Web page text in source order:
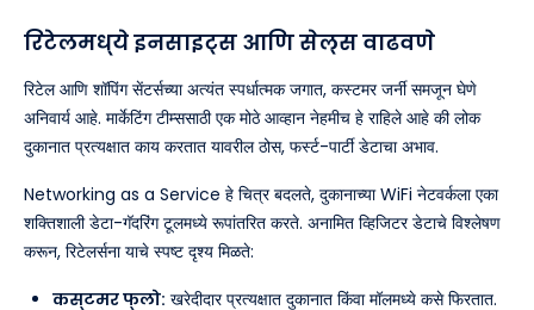
रिटेलमध्ये इनसाइट्स आणि सेल्स वाढवणे
रिटेल आणि शॉपिंग सेंटर्सच्या अत्यंत स्पर्धात्मक जगात, कस्टमर जर्नी समजून घेणे
अनिवार्य आहे. मार्केटिंग टीम्ससाठी एक मोठे आव्हान नेहमीच हे राहिले आहे की लोक
दुकानात प्रत्यक्षात काय करतात यावरील ठोस, फर्स्ट-पार्टी डेटाचा अभाव.
Networking as a Service हे चित्र बदलते, दुकानाच्या WiFi नेटवर्कला एका
शक्तिशाली डेटा-गॅदरिंग टूलमध्ये रूपांतरित करते. अनामित व्हिजिटर डेटाचे विश्लेषण
करून, रिटेलर्सना याचे स्पष्ट दृश्य मिळते:
कस्टमर फ्लो: खरेदीदार प्रत्यक्षात दुकानात किंवा मॉलमध्ये कसे फिरतात.